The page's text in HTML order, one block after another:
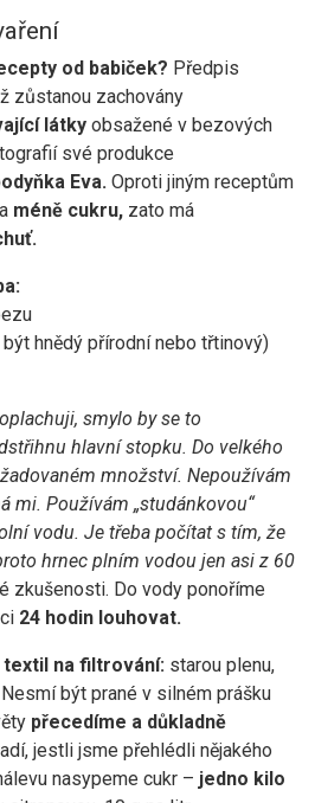
od babiček? Předpis
zůstanou zachovány
látky obsažené v bezových
své produkce
Eva. Oproti jiným receptům
méně cukru, zato má
hnědý přírodní nebo třtinový)
smylo by se to
hlavní stopku. Do velkého
množství. Nepoužívám
mi. Používám „studánkovou“
vodu. Je třeba počítat s tím, že
hrnec plním vodou jen asi z 60
zkušenosti. Do vody ponoříme
24 hodin louhovat.
textil na filtrování: starou plenu,
být prané v silném prášku
přecedíme a důkladně
jestli jsme přehlédli nějakého
nasypeme cukr – jedno kilo